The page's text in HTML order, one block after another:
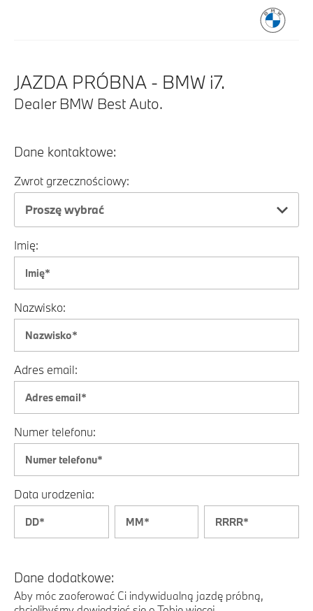
JAZDA PRÓBNA - BMW i7.
Dealer BMW Best Auto.
Dane kontaktowe:
Zwrot grzecznościowy:
Proszę wybrać
Imię:
Nazwisko:
Adres email:
Numer telefonu:
Data urodzenia:
Dane dodatkowe:
Aby móc zaoferować Ci indywidualną jazdę próbną,